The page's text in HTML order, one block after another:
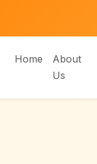
Home
About
Us